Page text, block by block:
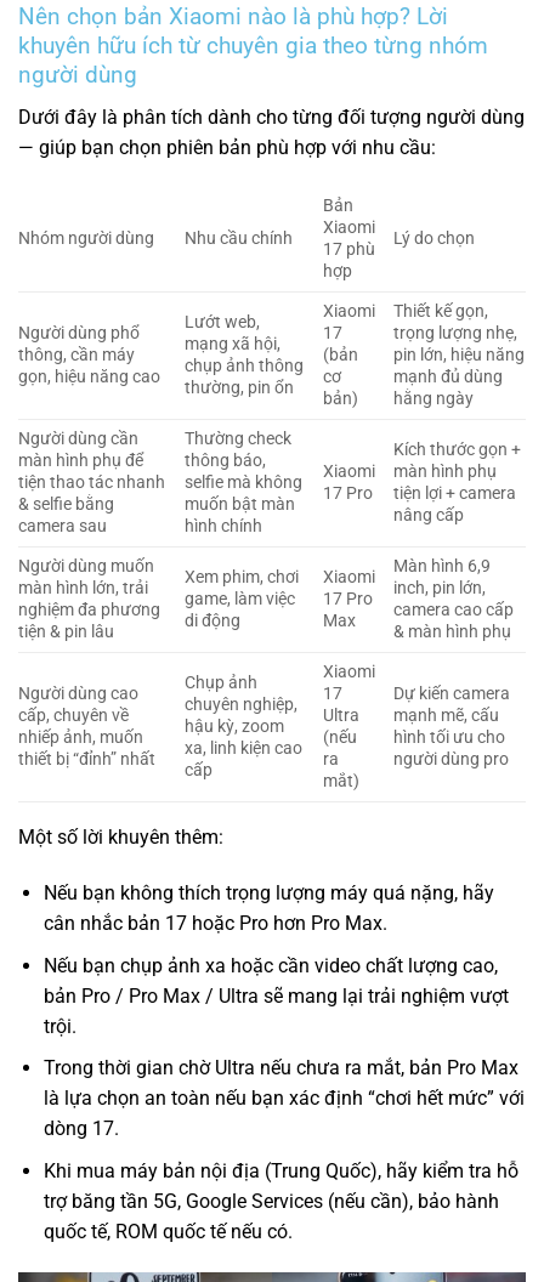
Nên chọn bản Xiaomi nào là phù hợp? Lời
khuyên hữu ích từ chuyên gia theo từng nhóm
người dùng
Dưới đây là phân tích dành cho từng đối tượng người dùng
— giúp bạn chọn phiên bản phù hợp với nhu cầu:
Nhóm người dùng Nhu cầu chính
Bản
Xiaomi
17 phù
hợp
Lý do chọn
Người dùng phổ
thông, cần máy
gọn, hiệu năng cao
Lướt web,
mạng xã hội,
chụp ảnh thông
thường, pin ổn
Xiaomi
17
(bản
cơ
bản)
Thiết kế gọn,
trọng lượng nhẹ,
pin lớn, hiệu năng
mạnh đủ dùng
hằng ngày
Người dùng cần
màn hình phụ để
tiện thao tác nhanh
& selfie bằng
camera sau
Thường check
thông báo,
selfie mà không
muốn bật màn
hình chính
Xiaomi
17 Pro
Kích thước gọn +
màn hình phụ
tiện lợi + camera
nâng cấp
Người dùng muốn
màn hình lớn, trải
nghiệm đa phương
tiện & pin lâu
Xem phim, chơi
game, làm việc
di động
Xiaomi
17 Pro
Max
Màn hình 6,9
inch, pin lớn,
camera cao cấp
& màn hình phụ
Người dùng cao
cấp, chuyên về
nhiếp ảnh, muốn
thiết bị “đỉnh” nhất
Chụp ảnh
chuyên nghiệp,
hậu kỳ, zoom
xa, linh kiện cao
cấp
Xiaomi
17
Ultra
(nếu
ra
mắt)
Dự kiến camera
mạnh mẽ, cấu
hình tối ưu cho
người dùng pro
Một số lời khuyên thêm:
Nếu bạn không thích trọng lượng máy quá nặng, hãy
cân nhắc bản 17 hoặc Pro hơn Pro Max.
Nếu bạn chụp ảnh xa hoặc cần video chất lượng cao,
bản Pro / Pro Max / Ultra sẽ mang lại trải nghiệm vượt
trội.
Trong thời gian chờ Ultra nếu chưa ra mắt, bản Pro Max
là lựa chọn an toàn nếu bạn xác định “chơi hết mức” với
dòng 17.
Khi mua máy bản nội địa (Trung Quốc), hãy kiểm tra hỗ
trợ băng tần 5G, Google Services (nếu cần), bảo hành
quốc tế, ROM quốc tế nếu có.